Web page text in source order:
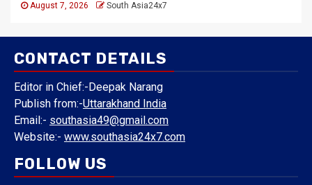
August 7, 2026 South Asia24x7
CONTACT DETAILS
Editor in Chief:-Deepak Narang
Publish from:-Uttarakhand India
Email:- southasia49@gmail.com
Website:- www.southasia24x7.com
FOLLOW US